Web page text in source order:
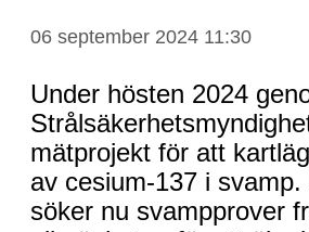
Skicka
in
ditt
svampprov
och
hjälp
oss
06 september 2024 11:30
Under hösten 2024
mätprojekt för att
av cesium-137 i
söker nu svampprover